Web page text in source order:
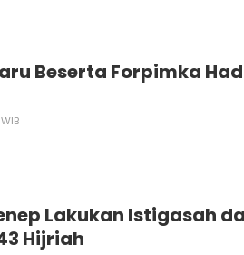
Beserta Forpimka
Lakukan Istigasah
Hijriah